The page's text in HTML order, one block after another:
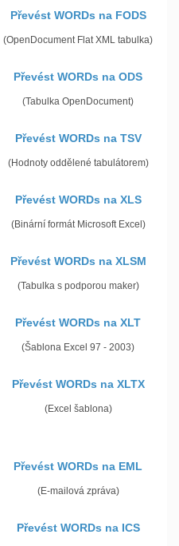
Převést WORDs na FODS
(OpenDocument Flat XML tabulka)
Převést WORDs na ODS
(Tabulka OpenDocument)
Převést WORDs na TSV
(Hodnoty oddělené tabulátorem)
Převést WORDs na XLS
(Binární formát Microsoft Excel)
Převést WORDs na XLSM
(Tabulka s podporou maker)
Převést WORDs na XLT
(Šablona Excel 97 - 2003)
Převést WORDs na XLTX
(Excel šablona)
Převést WORDs na EML
(E-mailová zpráva)
Převést WORDs na ICS